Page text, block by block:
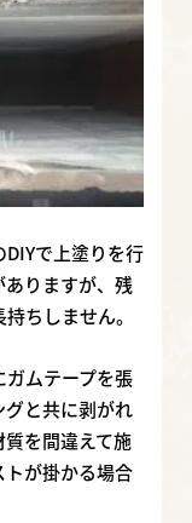
で上塗りを行
ありますが、残
ちしません。
ムテープを張
グと共に剥がれ
を間違えて施
が掛かる場合